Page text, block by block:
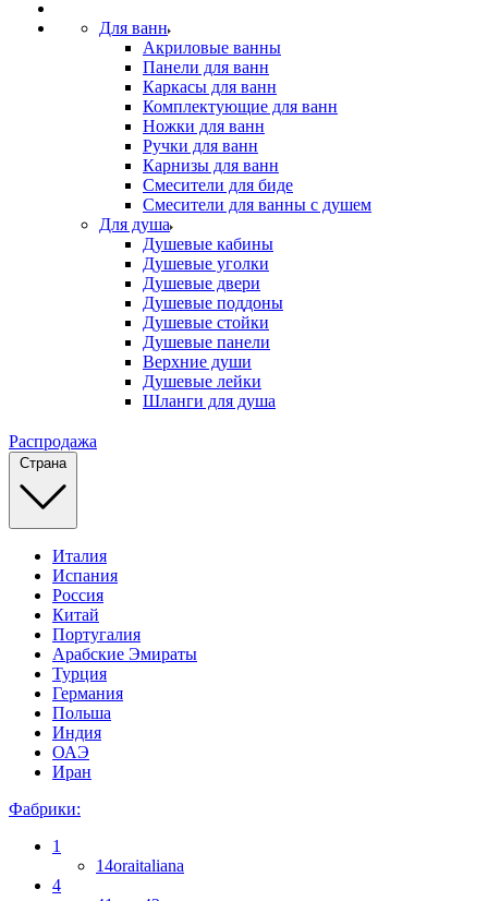
Для ванн
Акриловые ванны
Панели для ванн
Каркасы для ванн
Комплектующие для ванн
Ножки для ванн
Ручки для ванн
Карнизы для ванн
Смесители для биде
Смесители для ванны с душем
Для душа
Душевые кабины
Душевые уголки
Душевые двери
Душевые поддоны
Душевые стойки
Душевые панели
Верхние души
Душевые лейки
Шланги для душа
Распродажа
Страна
Италия
Испания
Россия
Китай
Португалия
Арабские Эмираты
Турция
Германия
Польша
Индия
ОАЭ
Иран
Фабрики:
1
14oraitaliana
4